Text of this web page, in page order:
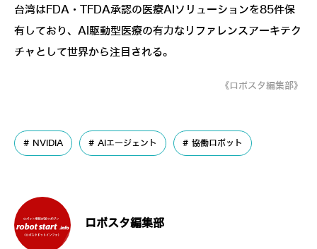
台湾はFDA・TFDA承認の医療AIソリューションを85件保
有しており、AI駆動型医療の有力なリファレンスアーキテク
チャとして世界から注目される。
《ロボスタ編集部》
NVIDIA AIエージェント 協働ロボット
ロボスタ編集部